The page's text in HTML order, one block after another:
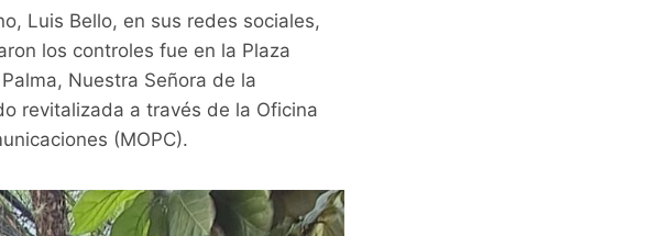
Luis Bello, en sus redes sociales,
los controles fue en la Plaza
Nuestra Señora de la
revitalizada a través de la Oficina
(MOPC).